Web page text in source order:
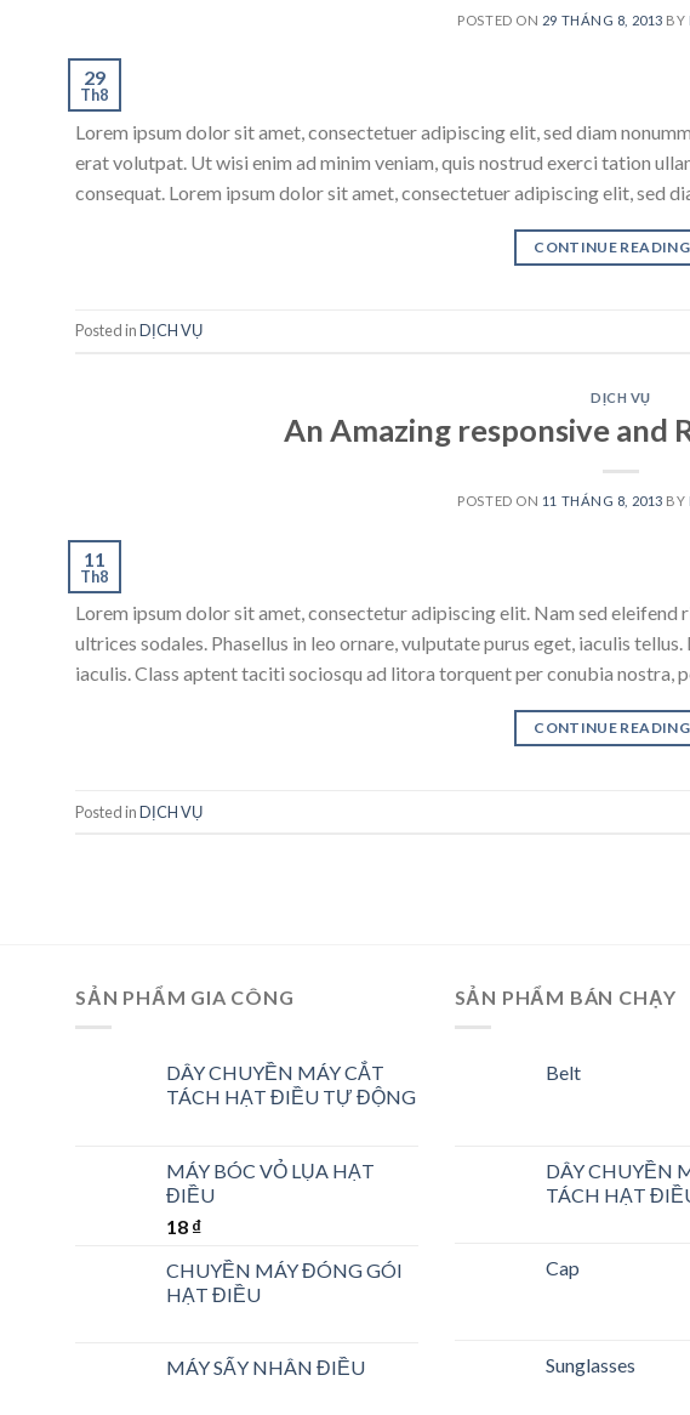
POSTED ON 29 THÁNG 8, 2013 BY
29
Th8
Lorem ipsum dolor sit amet, consectetuer adipiscing elit, sed diam
erat volutpat. Ut wisi enim ad minim veniam, quis nostrud exerci tation
consequat. Lorem ipsum dolor sit amet, consectetuer adipiscing elit, sed
CONTINUE READING
Posted inDỊCH VỤ
DỊCH VỤ
An Amazing responsive and
POSTED ON 11 THÁNG 8, 2013 BY
11
Th8
Lorem ipsum dolor sit amet, consectetur adipiscing elit. Nam sed
ultrices sodales. Phasellus in leo ornare, vulputate purus eget, iaculis
iaculis. Class aptent taciti sociosqu ad litora torquent per conubia nostra,
CONTINUE READING
Posted inDỊCH VỤ
SẢN PHẨM GIA CÔNG
DÂY CHUYỀN MÁY CẮT
TÁCH HẠT ĐIỀU TỰ ĐỘNG
MÁY BÓC VỎ LỤA HẠT
ĐIỀU
18 ₫
CHUYỀN MÁY ĐÓNG GÓI
HẠT ĐIỀU
MÁY SẤY NHÂN ĐIỀU
SẢN PHẨM BÁN CHẠY
Belt
DÂY CHUYỀN
TÁCH HẠT
Cap
Sunglasses